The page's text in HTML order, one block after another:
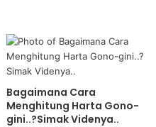
Bagaimana Cara
Menghitung Harta Gono-
gini..?Simak Videnya..